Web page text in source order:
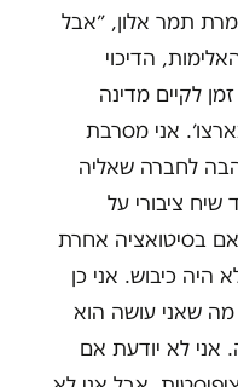
תמר אלון, ״אבל
הדיכוי
לקיים מדינה
אני מסרבת
לחברה שאליה
שיח ציבורי על
בסיטואציה אחרת
היה כיבוש. אני כן
מה שאני עושה הוא
אני לא יודעת אם